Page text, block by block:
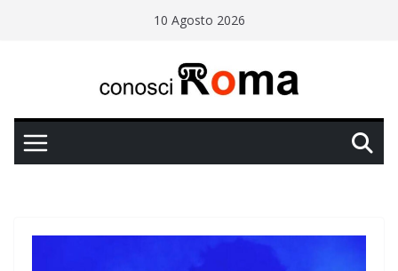
10 Agosto 2026